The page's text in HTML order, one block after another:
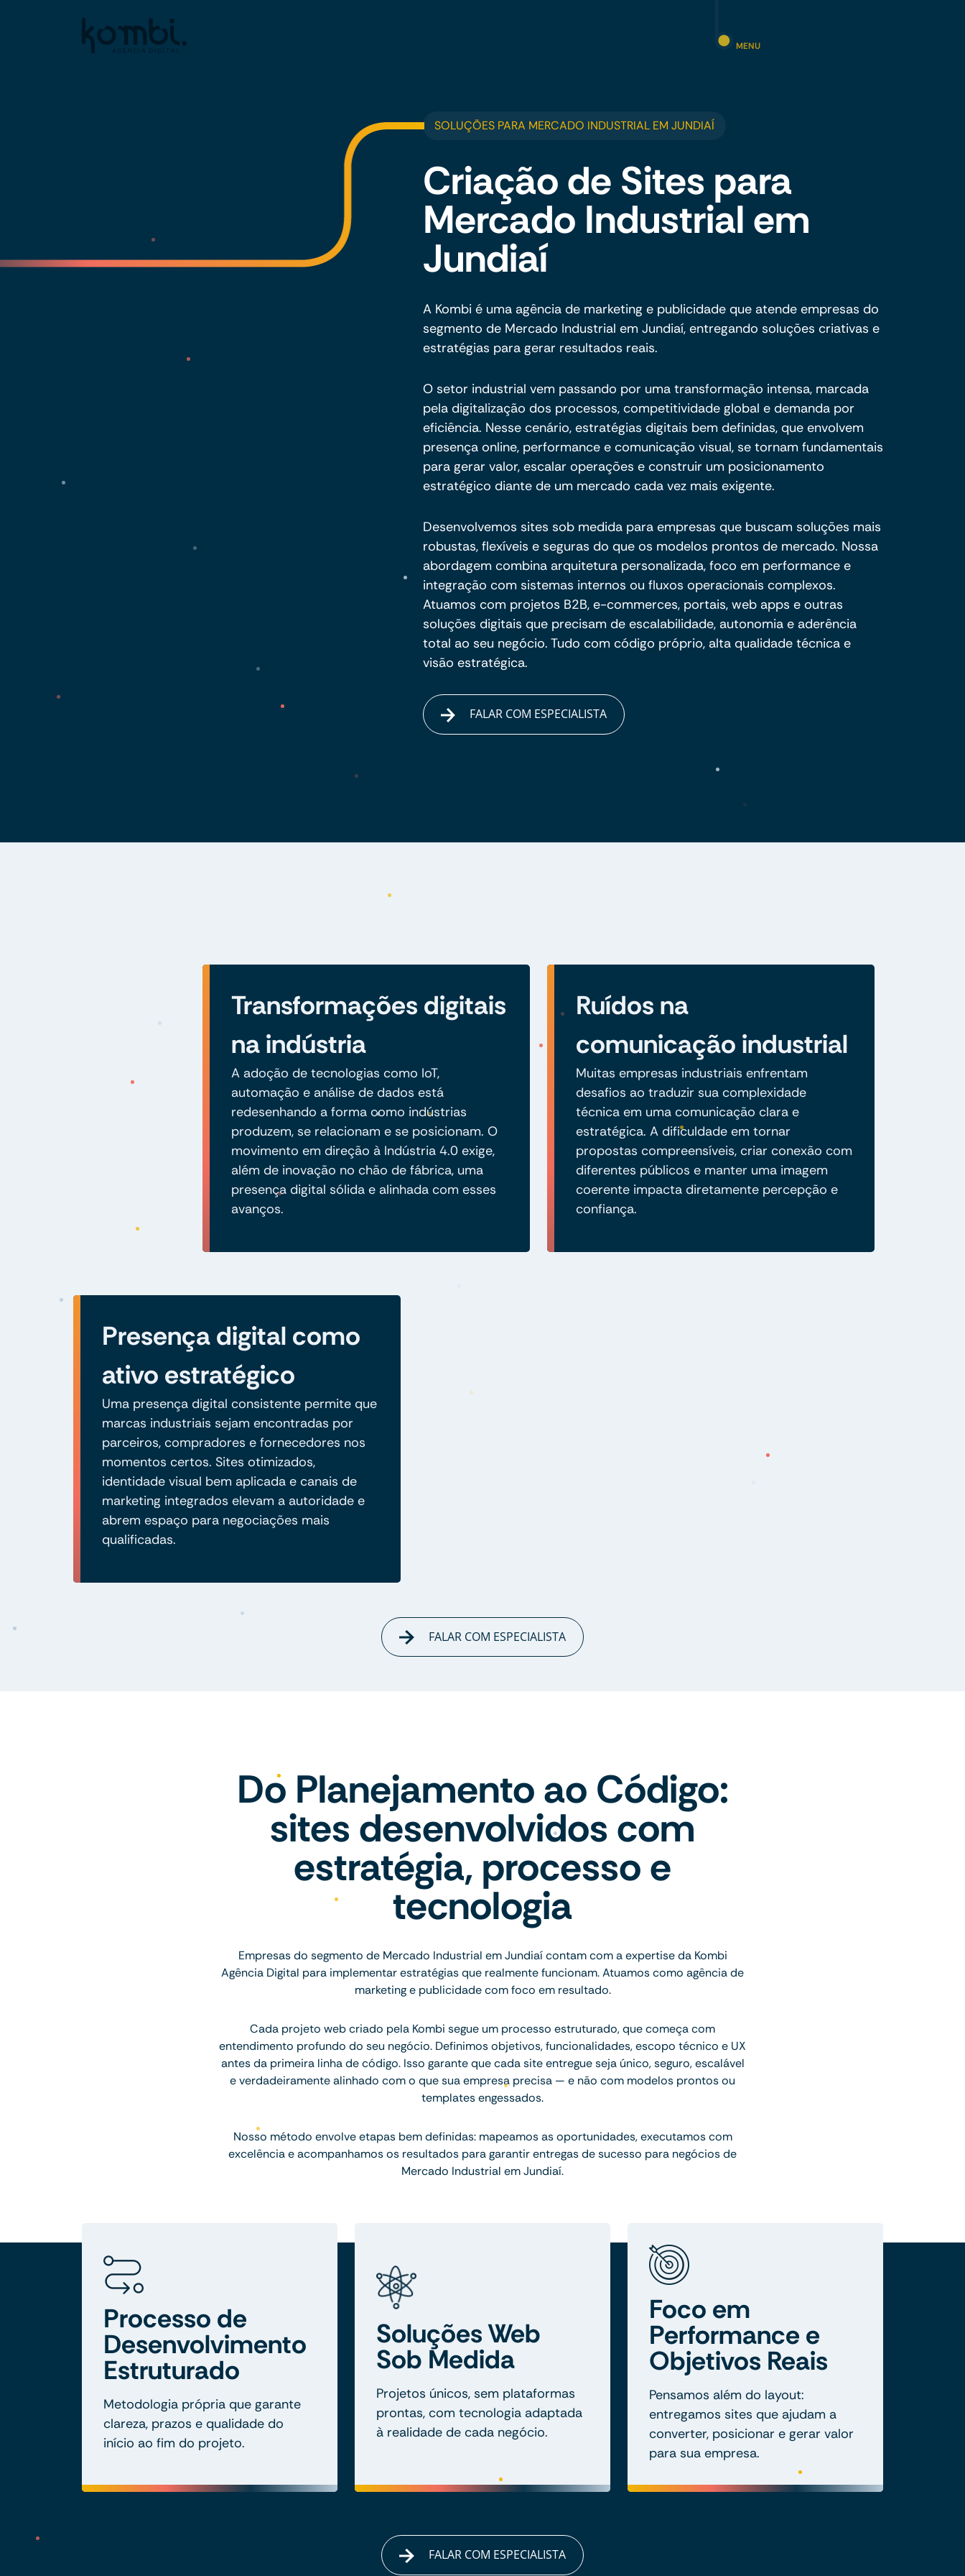
MENU
SOLUÇÕES PARA MERCADO INDUSTRIAL EM JUNDIAÍ
Criação de Sites para
Mercado Industrial em
Jundiaí
A Kombi é uma agência de marketing e publicidade que atende empresas do
segmento de Mercado Industrial em Jundiaí, entregando soluções criativas e
estratégias para gerar resultados reais.
O setor industrial vem passando por uma transformação intensa, marcada
pela digitalização dos processos, competitividade global e demanda por
eficiência. Nesse cenário, estratégias digitais bem definidas, que envolvem
presença online, performance e comunicação visual, se tornam fundamentais
para gerar valor, escalar operações e construir um posicionamento
estratégico diante de um mercado cada vez mais exigente.
Desenvolvemos sites sob medida para empresas que buscam soluções mais
robustas, flexíveis e seguras do que os modelos prontos de mercado. Nossa
abordagem combina arquitetura personalizada, foco em performance e
integração com sistemas internos ou fluxos operacionais complexos.
Atuamos com projetos B2B, e-commerces, portais, web apps e outras
soluções digitais que precisam de escalabilidade, autonomia e aderência
total ao seu negócio. Tudo com código próprio, alta qualidade técnica e
visão estratégica.
FALAR COM ESPECIALISTA
Transformações digitais
na indústria
A adoção de tecnologias como IoT,
automação e análise de dados está
redesenhando a forma como indústrias
produzem, se relacionam e se posicionam. O
movimento em direção à Indústria 4.0 exige,
além de inovação no chão de fábrica, uma
presença digital sólida e alinhada com esses
avanços.
Ruídos na
comunicação industrial
Muitas empresas industriais enfrentam
desafios ao traduzir sua complexidade
técnica em uma comunicação clara e
estratégica. A dificuldade em tornar
propostas compreensíveis, criar conexão com
diferentes públicos e manter uma imagem
coerente impacta diretamente percepção e
confiança.
Presença digital como
ativo estratégico
Uma presença digital consistente permite que
marcas industriais sejam encontradas por
parceiros, compradores e fornecedores nos
momentos certos. Sites otimizados,
identidade visual bem aplicada e canais de
marketing integrados elevam a autoridade e
abrem espaço para negociações mais
qualificadas.
FALAR COM ESPECIALISTA
Do Planejamento ao Código:
sites desenvolvidos com
estratégia, processo e
tecnologia
Empresas do segmento de Mercado Industrial em Jundiaí contam com a expertise da Kombi
Agência Digital para implementar estratégias que realmente funcionam. Atuamos como agência de
marketing e publicidade com foco em resultado.
Cada projeto web criado pela Kombi segue um processo estruturado, que começa com
entendimento profundo do seu negócio. Definimos objetivos, funcionalidades, escopo técnico e UX
antes da primeira linha de código. Isso garante que cada site entregue seja único, seguro, escalável
e verdadeiramente alinhado com o que sua empresa precisa — e não com modelos prontos ou
templates engessados.
Nosso método envolve etapas bem definidas: mapeamos as oportunidades, executamos com
excelência e acompanhamos os resultados para garantir entregas de sucesso para negócios de
Mercado Industrial em Jundiaí.
Processo de
Desenvolvimento
Estruturado
Metodologia própria que garante
clareza, prazos e qualidade do
início ao fim do projeto.
Soluções Web
Sob Medida
Projetos únicos, sem plataformas
prontas, com tecnologia adaptada
à realidade de cada negócio.
Foco em
Performance e
Objetivos Reais
Pensamos além do layout:
entregamos sites que ajudam a
converter, posicionar e gerar valor
para sua empresa.
FALAR COM ESPECIALISTA